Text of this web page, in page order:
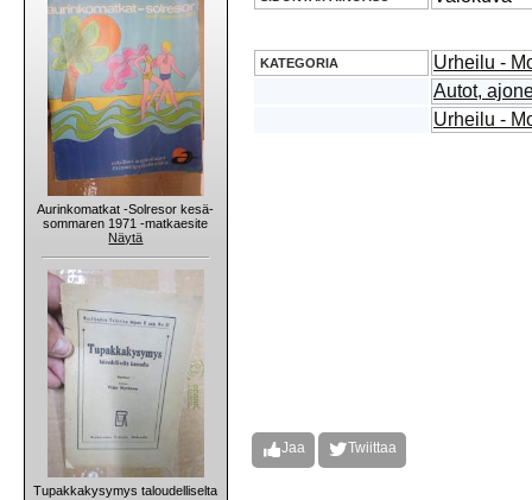
Aurinkomatkat -Solresor kesä-
sommaren 1971 -matkaesite
Näytä
Tupakkakysymys taloudelliselta
KATEGORIA
Urheilu -
Autot,
Urheilu -
Jaa Twiittaa